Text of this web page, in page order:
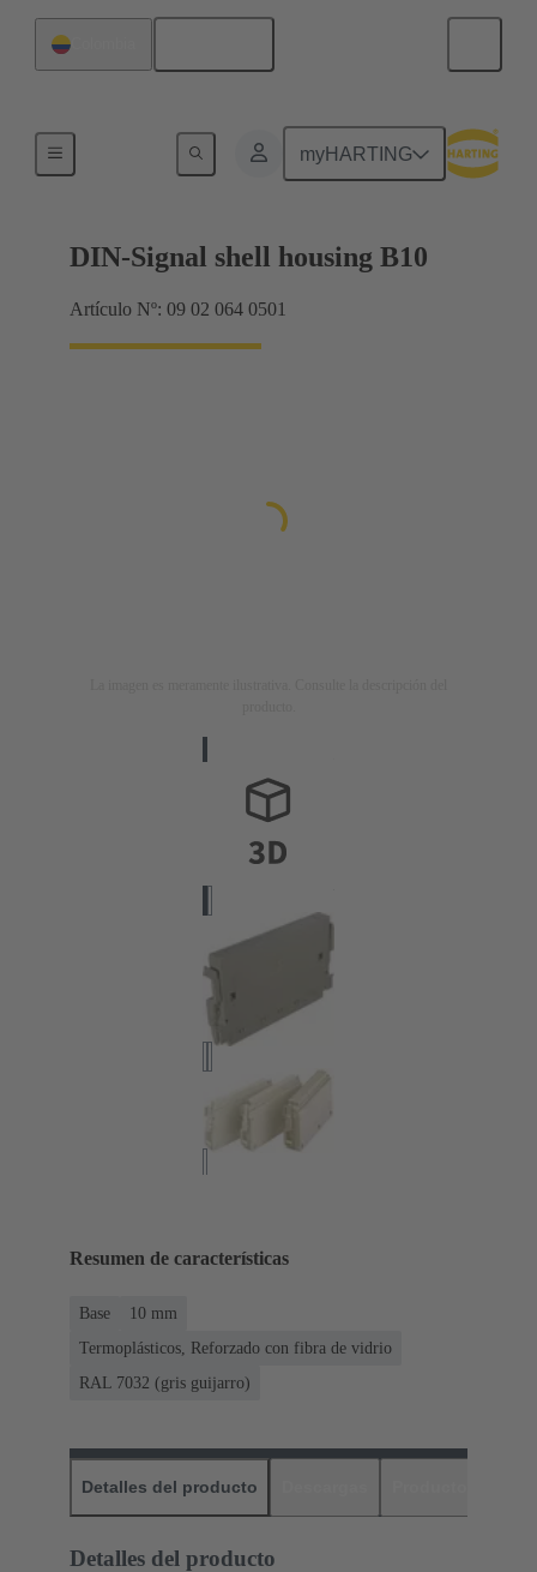
myHARTING
DIN-Signal shell housing B10
Artículo Nº: 09 02 064 0501
Resumen de características
Base
10 mm
Termoplásticos, Reforzado con fibra de vidrio
RAL 7032 (gris guijarro)
Detalles del producto
Detalles del producto